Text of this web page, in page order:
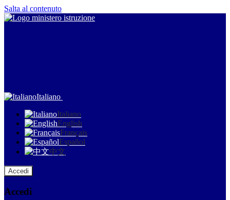
Salta al contenuto
Italiano
Italiano
English
Français
Español
中文
Accedi
Accedi